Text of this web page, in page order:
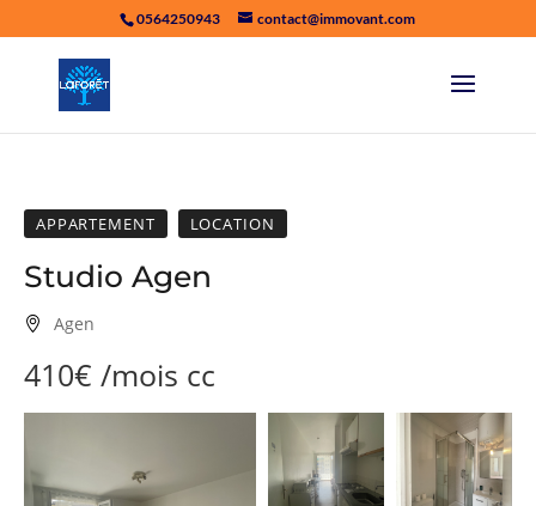
0564250943 contact@immovant.com
APPARTEMENT LOCATION
Studio Agen
Agen
410€ /mois cc